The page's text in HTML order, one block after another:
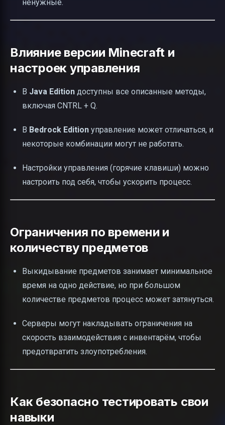
ненужные.
Влияние версии Minecraft и
настроек управления
В Java Edition доступны все описанные методы,
включая CNTRL + Q.
В Bedrock Edition управление может отличаться, и
некоторые комбинации могут не работать.
Настройки управления (горячие клавиши) можно
настроить под себя, чтобы ускорить процесс.
Ограничения по времени и
количеству предметов
Выкидывание предметов занимает минимальное
время на одно действие, но при большом
количестве предметов процесс может затянуться.
Серверы могут накладывать ограничения на
скорость взаимодействия с инвентарём, чтобы
предотвратить злоупотребления.
Как безопасно тестировать свои
навыки